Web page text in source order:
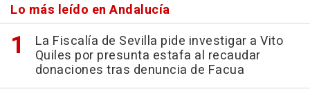
Lo más leído en Andalucía
La Fiscalía de Sevilla pide investigar a Vito
Quiles por presunta estafa al recaudar
donaciones tras denuncia de Facua